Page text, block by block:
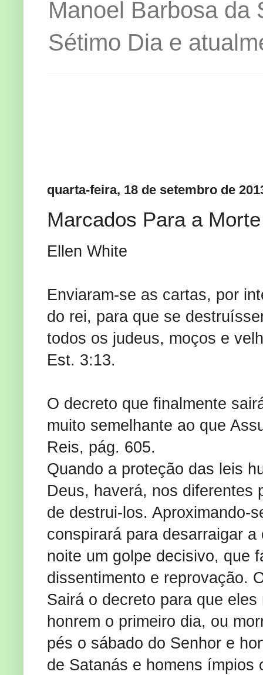
Manoel Barbosa da
Sétimo Dia e
quarta-feira, 18 de setembro de
Marcados Para a Morte
Ellen White
Enviaram-se as cartas, por
do rei, para que se
todos os judeus, moços e
Est. 3:13.
O decreto que finalmente
muito semelhante ao que
Reis, pág. 605.
Quando a proteção das leis
Deus, haverá, nos diferentes
de destrui-los. Aproximando-
conspirará para desarraigar
noite um golpe decisivo, que
dissentimento e reprovação.
Sairá o decreto para que
honrem o primeiro dia, ou
pés o sábado do Senhor e
de Satanás e homens ímpios